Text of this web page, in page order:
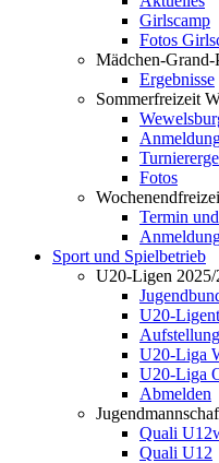
Girlscamp
Fotos
Mädchen-Grand-
Ergebnisse
Sommerfreizeit
Fotos
Termin
Sport und Spielbetrieb
U20-Ligen 2025/
U20-
U20-Liga
U20-Liga
Abmelden
Quali
Quali U12